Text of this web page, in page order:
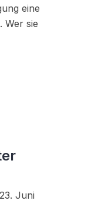
eine
Wer sie
23. Juni